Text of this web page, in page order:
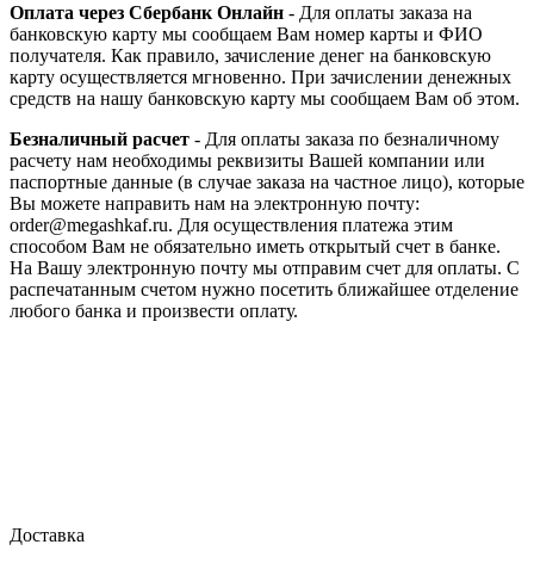
Оплата через Сбербанк Онлайн - Для оплаты заказа на
банковскую карту мы сообщаем Вам номер карты и ФИО
получателя. Как правило, зачисление денег на банковскую
карту осуществляется мгновенно. При зачислении денежных
средств на нашу банковскую карту мы сообщаем Вам об этом.
Безналичный расчет - Для оплаты заказа по безналичному
расчету нам необходимы реквизиты Вашей компании или
паспортные данные (в случае заказа на частное лицо), которые
Вы можете направить нам на электронную почту:
order@megashkaf.ru. Для осуществления платежа этим
способом Вам не обязательно иметь открытый счет в банке.
На Вашу электронную почту мы отправим счет для оплаты. С
распечатанным счетом нужно посетить ближайшее отделение
любого банка и произвести оплату.
Доставка